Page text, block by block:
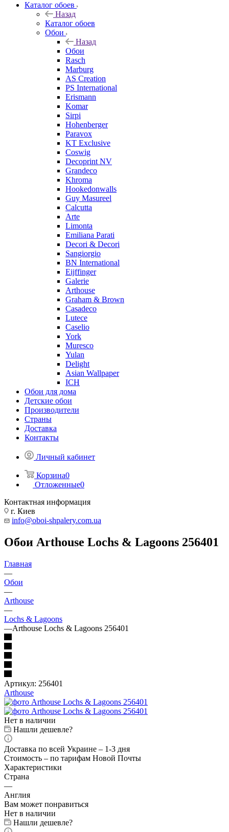
Каталог обоев
Назад
Каталог обоев
Обои
Назад
Обои
Rasch
Marburg
AS Creation
PS International
Erismann
Komar
Sirpi
Hohenberger
Paravox
KT Exclusive
Coswig
Decoprint NV
Grandeco
Khroma
Hookedonwalls
Guy Masureel
Calcutta
Arte
Limonta
Emiliana Parati
Decori & Decori
Sangiorgio
BN International
Eijffinger
Galerie
Arthouse
Graham & Brown
Casadeco
Lutece
Caselio
York
Muresco
Yulan
Delight
Asian Wallpaper
ICH
Обои для дома
Детские обои
Производители
Страны
Доставка
Контакты
Личный кабинет
Корзина0
Отложенные0
Контактная информация
г. Киев
info@oboi-shpalery.com.ua
Обои Arthouse Lochs & Lagoons 256401
Главная
—
Обои
—
Arthouse
—
Lochs & Lagoons
—Arthouse Lochs & Lagoons 256401
Артикул: 256401
Arthouse
Нет в наличии
Нашли дешевле?
Доставка по всей Украине – 1-3 дня
Стоимость – по тарифам Новой Почты
Характеристики
Страна
—
Англия
Вам может понравиться
Нет в наличии
Нашли дешевле?